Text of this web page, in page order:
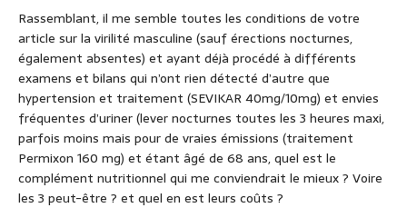
Rassemblant, il me semble toutes les conditions de votre
article sur la virilité masculine (sauf érections nocturnes,
également absentes) et ayant déjà procédé à différents
examens et bilans qui n’ont rien détecté d’autre que
hypertension et traitement (SEVIKAR 40mg/10mg) et envies
fréquentes d’uriner (lever nocturnes toutes les 3 heures maxi,
parfois moins mais pour de vraies émissions (traitement
Permixon 160 mg) et étant âgé de 68 ans, quel est le
complément nutritionnel qui me conviendrait le mieux ? Voire
les 3 peut-être ? et quel en est leurs coûts ?